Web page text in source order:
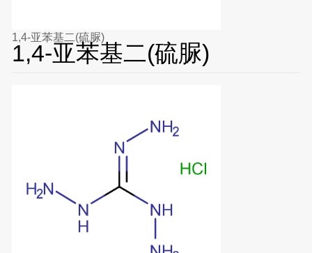
1,4-亚苯基二(硫脲)
1,4-亚苯基二(硫脲)